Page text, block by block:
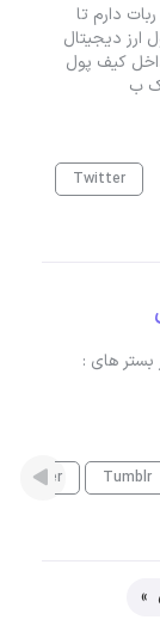
دارم تا
دیجیتال
کیف پول
ب
Twitter
های :
Tumblr
Twitter
»